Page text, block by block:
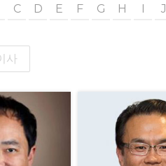
C D E F G H I J
사